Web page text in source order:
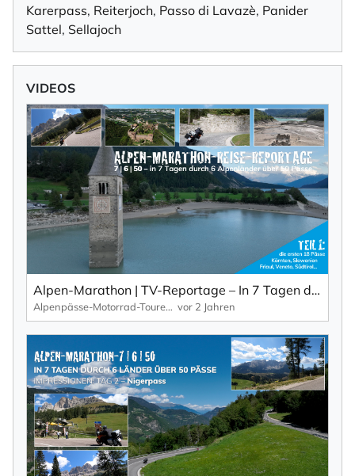
Karerpass, Reiterjoch, Passo di Lavazè, Panider
Sattel, Sellajoch
VIDEOS
Alpen-Marathon | TV-Reportage – In 7 Tagen durch 6 Länder über 50 Pässe (Teil 1)
Alpenpässe-Motorrad-Touren: Alpen-Marathon, die TV-Reportagen vor 2 Jahren